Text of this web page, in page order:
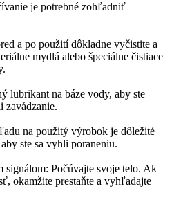
je potrebné zohľadniť
a po použití dôkladne vyčistite a
mydlá alebo špeciálne čistiace
lubrikant na báze vody, aby ste
zavádzanie.
na použitý výrobok je dôležité
ste sa vyhli poraneniu.
Počúvajte svoje telo. Ak
okamžite prestaňte a vyhľadajte